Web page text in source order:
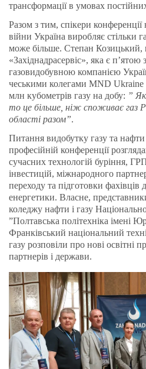
трансформації в умовах
Разом з тим, спікери
війни Україна виробляє стільки
може більше. Степан Козицький,
«Західнадрасервіс», яка є
газовидобувною компанією
чеськими колегами MND Ukraine
млн кубометрів газу на добу: ”
то це більше, ніж споживає газ
області разом”.
Питання видобутку газу та
професійній конференції
сучасних технологій буріння,
інвестицій, міжнародного
переходу та підготовки фахівців
енергетики. Власне,
коледжу нафти і газу
”Полтавська політехніка імені
Франківський національний
газу розповіли про нові освітні
партнерів і держави.